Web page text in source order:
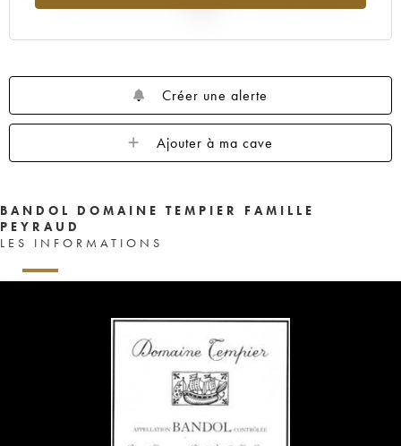
Créer une alerte
Ajouter à ma cave
BANDOL DOMAINE TEMPIER FAMILLE
PEYRAUD
LES INFORMATIONS